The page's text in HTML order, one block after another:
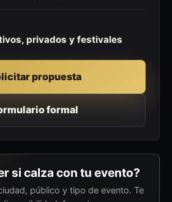
privados y festivales
propuesta
formal
si calza con tu evento?
público y tipo de evento. Te